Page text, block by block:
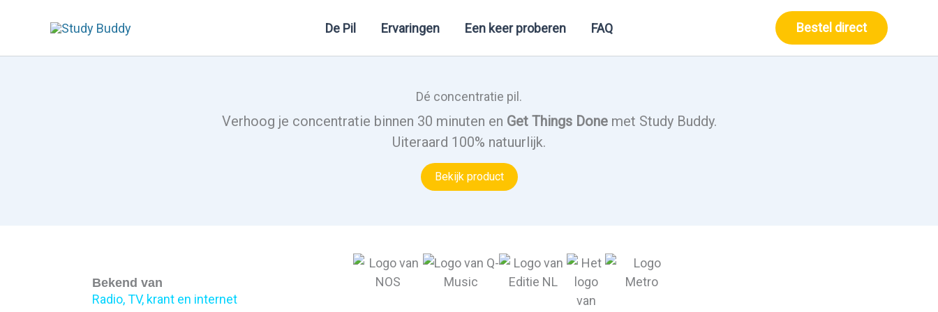
De Pil Ervaringen Een keer proberen FAQ Bestel direct
Dé concentratie pil.
Verhoog je concentratie binnen 30 minuten en Get Things Donemet Study Buddy.
Uiteraard 100% natuurlijk.
Bekijk product
Bekend van
Radio, TV, krant en internet